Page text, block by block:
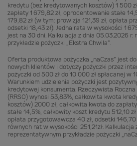
kredytu (bez kredytowanych kosztów) 1 500
zapłaty 1 679,82 zł, oprocentowanie stałe
179,82 zł (w tym: prowizja 121,39 zł, opłata
odsetki 18,43 zł). Jedna rata w wysokości 1
jest na 30 dni. Kalkulacja z dnia 05.03.2026
przykładzie pożyczki „Ekstra Chwila”.
Oferta produktowa pożyczka „naCzas” jest
nowych klientów i dotyczy pożyczki przez
pożyczki od 500 zł do 10 000 zł spłacanej w
Warunkiem udzielenia pożyczki jest
kredytowej konsumenta. Rzeczywista
(RRSO) wynosi 53,83%, całkowita kwota
kosztów) 2000 zł, całkowita kwota do
stałe 14,5%, całkowity koszt kredytu 512,10
opłata przygotowawcza 40 zł, odsetki 146,70
równych rat w wysokości 251,21zł. Kalkulacja
reprezentatywnym przykładzie pożyczki